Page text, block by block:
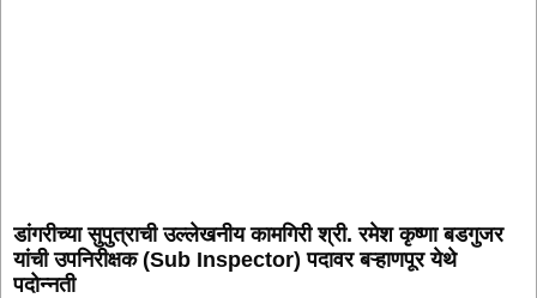
डांगरीच्या सुपुत्राची उल्लेखनीय कामगिरी श्री. रमेश कृष्णा बडगुजर
यांची उपनिरीक्षक (Sub Inspector) पदावर बऱ्हाणपूर येथे
पदोन्नती